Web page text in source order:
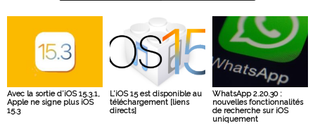
Avec la sortie d’iOS 15.3.1,
Apple ne signe plus iOS
15.3
L’iOS 15 est disponible au
téléchargement [liens
directs]
WhatsApp 2.20.30 :
nouvelles fonctionnalités
de recherche sur iOS
uniquement